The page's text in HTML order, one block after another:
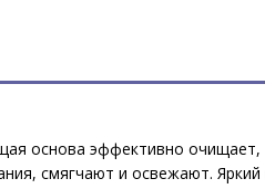
основа эффективно очищает,
смягчают и освежают.